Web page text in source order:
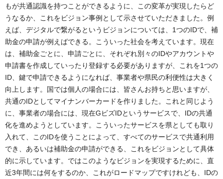
もが共通認識を持つことができるように、この変革が実現したらど
うなるか、これをビジョン事例として示させていただきました。例
えば、デジタルで繋がるというビジョンについては、1つのIDで、補
助金の申請が例えばできる。こういった社会を考えています。現在
は、補助金ごとに、申請ごとに、それぞれ別々のIDやアカウントや
申請書を作成していったり登録する必要がありますが、これを1つの
ID、鍵で申請できるようになれば、事業者や県民の利便性は大きく
向上します。国では個人の場合には、皆さんお持ちと思いますが、
共通のIDとしてマイナンバーカードを作りました。これと同じよう
に、事業者の場合には、現在GビズIDというサービスで、IDの共通
化を進めようとしています。こういったサービスを県としても取り
入れて、このIDを使うことによって、すべてのサービスで共通利用
でき、あるいは補助金の申請ができる、これをビジョンとして具体
的に示しています。ではこのようなビジョンを実現するために、直
近3年間には何をするのか、これがロードマップですけれども、IDの